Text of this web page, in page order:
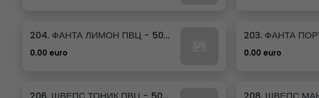
204. ФАНТА ЛИМОН ПВЦ - 500МЛ.
0.00 euro 0.00 euro